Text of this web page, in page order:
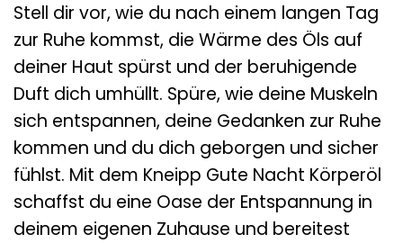
Stell dir vor, wie du nach einem langen Tag
zur Ruhe kommst, die Wärme des Öls auf
deiner Haut spürst und der beruhigende
Duft dich umhüllt. Spüre, wie deine Muskeln
sich entspannen, deine Gedanken zur Ruhe
kommen und du dich geborgen und sicher
fühlst. Mit dem Kneipp Gute Nacht Körperöl
schaffst du eine Oase der Entspannung in
deinem eigenen Zuhause und bereitest